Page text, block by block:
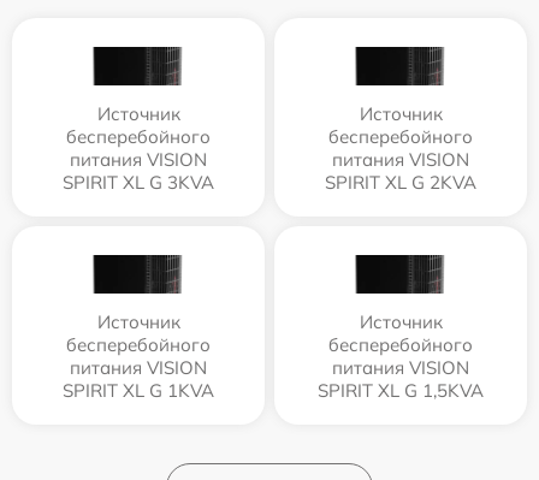
Источник
бесперебойного
питания VISION
SPIRIT XL G 3KVA
Источник
бесперебойного
питания VISION
SPIRIT XL G 2KVA
Источник
бесперебойного
питания VISION
SPIRIT XL G 1KVA
Источник
бесперебойного
питания VISION
SPIRIT XL G 1,5KVA